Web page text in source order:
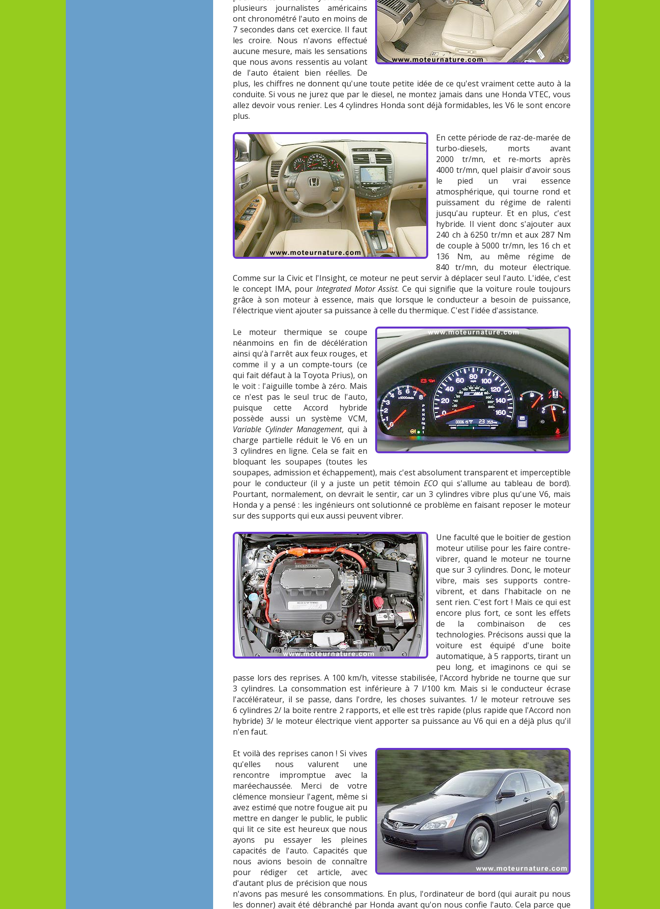
plusieurs journalistes américains
ont chronométré l'auto en moins de
7 secondes dans cet exercice. Il faut
les croire. Nous n'avons effectué
aucune mesure, mais les sensations
que nous avons ressentis au volant
de l'auto étaient bien réelles. De
plus, les chiffres ne donnent qu'une toute petite idée de ce qu'est vraiment cette auto à la
conduite. Si vous ne jurez que par le diesel, ne montez jamais dans une Honda VTEC, vous
allez devoir vous renier. Les 4 cylindres Honda sont déjà formidables, les V6 le sont encore
plus.
En cette période de raz-de-marée de
turbo-diesels, morts avant
2000 tr/mn, et re-morts après
4000 tr/mn, quel plaisir d'avoir sous
le pied un vrai essence
atmosphérique, qui tourne rond et
puissament du régime de ralenti
jusqu'au rupteur. Et en plus, c'est
hybride. Il vient donc s'ajouter aux
240 ch à 6250 tr/mn et aux 287 Nm
de couple à 5000 tr/mn, les 16 ch et
136 Nm, au même régime de
840 tr/mn, du moteur électrique.
Comme sur la Civic et l'Insight, ce moteur ne peut servir à déplacer seul l'auto. L'idée, c'est
le concept IMA, pourIntegrated Motor Assist. Ce qui signifie que la voiture roule toujours
grâce à son moteur à essence, mais que lorsque le conducteur a besoin de puissance,
l'électrique vient ajouter sa puissance à celle du thermique. C'est l'idée d'assistance.
Le moteur thermique se coupe
néanmoins en fin de décélération
ainsi qu'à l'arrêt aux feux rouges, et
comme il y a un compte-tours (ce
qui fait défaut à la Toyota Prius), on
le voit : l'aiguille tombe à zéro. Mais
ce n'est pas le seul truc de l'auto,
puisque cette Accord hybride
possède aussi un système VCM,
Variable Cylinder Management, qui à
charge partielle réduit le V6 en un
3 cylindres en ligne. Cela se fait en
bloquant les soupapes (toutes les
soupapes, admission et échappement), mais c'est absolument transparent et imperceptible
pour le conducteur (il y a juste un petit témoin ECO qui s'allume au tableau de bord).
Pourtant, normalement, on devrait le sentir, car un 3 cylindres vibre plus qu'une V6, mais
Honda y a pensé : les ingénieurs ont solutionné ce problème en faisant reposer le moteur
sur des supports qui eux aussi peuvent vibrer.
Une faculté que le boitier de gestion
moteur utilise pour les faire contre-
vibrer, quand le moteur ne tourne
que sur 3 cylindres. Donc, le moteur
vibre, mais ses supports contre-
vibrent, et dans l'habitacle on ne
sent rien. C'est fort ! Mais ce qui est
encore plus fort, ce sont les effets
de la combinaison de ces
technologies. Précisons aussi que la
voiture est équipé d'une boite
automatique, à 5 rapports, tirant un
peu long, et imaginons ce qui se
passe lors des reprises. A 100 km/h, vitesse stabilisée, l'Accord hybride ne tourne que sur
3 cylindres. La consommation est inférieure à 7 l/100 km. Mais si le conducteur écrase
l'accélérateur, il se passe, dans l'ordre, les choses suivantes. 1/ le moteur retrouve ses
6 cylindres 2/ la boite rentre 2 rapports, et elle est très rapide (plus rapide que l'Accord non
hybride) 3/ le moteur électrique vient apporter sa puissance au V6 qui en a déjà plus qu'il
n'en faut.
Et voilà des reprises canon ! Si vives
qu'elles nous valurent une
rencontre impromptue avec la
maréechaussée. Merci de votre
clémence monsieur l'agent, même si
avez estimé que notre fougue ait pu
mettre en danger le public, le public
qui lit ce site est heureux que nous
ayons pu essayer les pleines
capacités de l'auto. Capacités que
nous avions besoin de connaître
pour rédiger cet article, avec
d'autant plus de précision que nous
n'avons pas mesuré les consommations. En plus, l'ordinateur de bord (qui aurait pu nous
les donner) avait été débranché par Honda avant qu'on nous confie l'auto. Cela parce que